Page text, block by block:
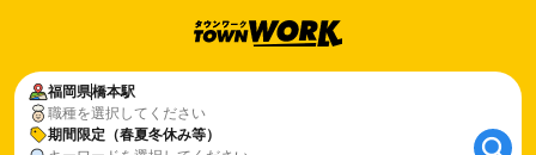
福岡県橋本駅
職種を選択してください
期間限定（春夏冬休み等）